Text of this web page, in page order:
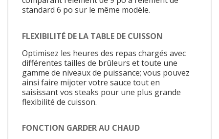
standard 6 po sur le même modèle.
FLEXIBILITÉ DE LA TABLE DE CUISSON
Optimisez les heures des repas chargés avec
différentes tailles de brûleurs et toute une
gamme de niveaux de puissance; vous pouvez
ainsi faire mijoter votre sauce tout en
saisissant vos steaks pour une plus grande
flexibilité de cuisson.
FONCTION GARDER AU CHAUD